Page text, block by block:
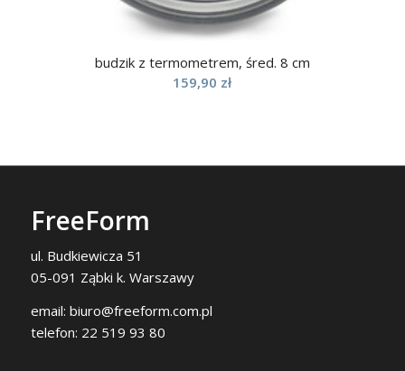
budzik z termometrem, śred. 8 cm
159,90 zł
FreeForm
ul. Budkiewicza 51
05-091 Ząbki k. Warszawy
email: biuro@freeform.com.pl
telefon: 22 519 93 80